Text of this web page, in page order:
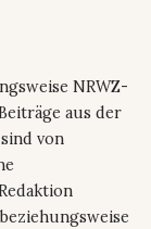
NRWZ-
aus der
von
beziehungsweise